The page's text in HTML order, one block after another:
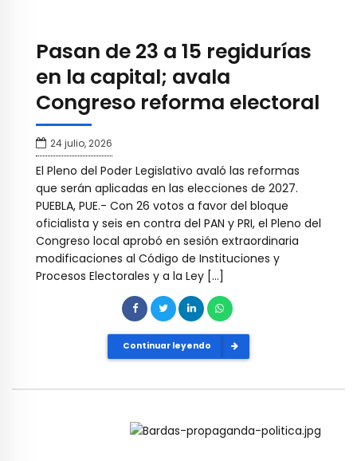
Pasan de 23 a 15 regidurías
en la capital; avala
Congreso reforma electoral
24 julio, 2026
El Pleno del Poder Legislativo avaló las reformas
que serán aplicadas en las elecciones de 2027.
PUEBLA, PUE.- Con 26 votos a favor del bloque
oficialista y seis en contra del PAN y PRI, el Pleno del
Congreso local aprobó en sesión extraordinaria
modificaciones al Código de Instituciones y
Procesos Electorales y a la Ley […]
Continuar leyendo